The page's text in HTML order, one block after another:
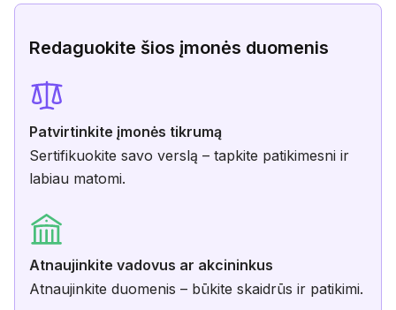
Redaguokite šios įmonės duomenis
Patvirtinkite įmonės tikrumą
Sertifikuokite savo verslą – tapkite patikimesni ir
labiau matomi.
Atnaujinkite vadovus ar akcininkus
Atnaujinkite duomenis – būkite skaidrūs ir patikimi.